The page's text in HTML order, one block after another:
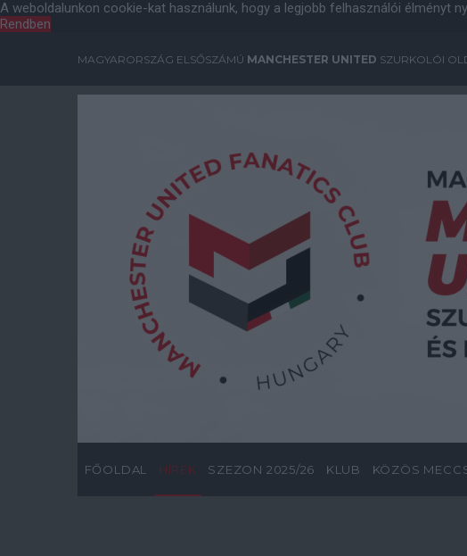
A weboldalunkon cookie-kat használunk, hogy a legjobb felhasználói élményt
Rendben
MAGYARORSZÁG ELSŐSZÁMÚ MANCHESTER UNITED SZURKOLÓI
FŐOLDAL HÍREK SZEZON 2025/26 KLUB KÖZÖS